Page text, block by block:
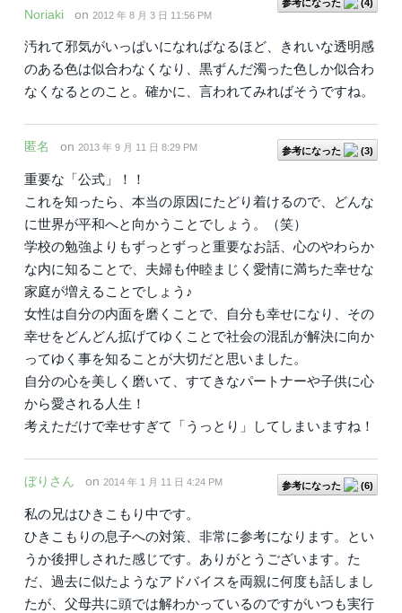
参考になった (4)
Noriaki on 2012 年 8 月 3 日 11:56 PM
汚れて邪気がいっぱいになればなるほど、きれいな透明感
のある色は似合わなくなり、黒ずんだ濁った色しか似合わ
なくなるとのこと。確かに、言われてみればそうですね。
参考になった (3)
匿名 on 2013 年 9 月 11 日 8:29 PM
重要な「公式」！！
これを知ったら、本当の原因にたどり着けるので、どんな
に世界が平和へと向かうことでしょう。（笑）
学校の勉強よりもずっとずっと重要なお話、心のやわらか
な内に知ることで、夫婦も仲睦まじく愛情に満ちた幸せな
家庭が増えることでしょう♪
女性は自分の内面を磨くことで、自分も幸せになり、その
幸せをどんどん拡げてゆくことで社会の混乱が解決に向か
ってゆく事を知ることが大切だと思いました。
自分の心を美しく磨いて、すてきなパートナーや子供に心
から愛される人生！
考えただけで幸せすぎて「うっとり」してしまいますね！
参考になった (6)
ぼりさん on 2014 年 1 月 11 日 4:24 PM
私の兄はひきこもり中です。
ひきこもりの息子への対策、非常に参考になります。とい
うか後押しされた感じです。ありがとうございます。た
だ、過去に似たようなアドバイスを両親に何度も話しまし
たが、父母共に頭では解わかっているのですがいつも実行